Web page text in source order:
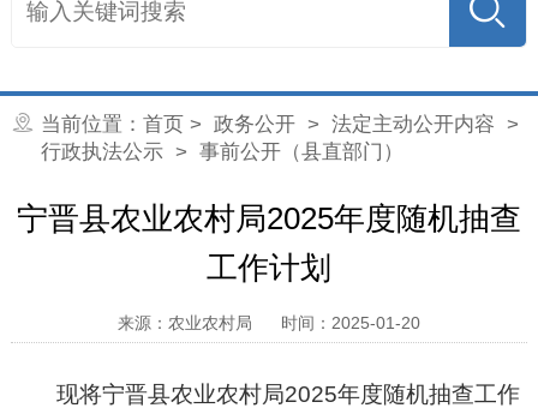
当前位置： 首页 > 政务公开> 法定主动公开内容 >
行政执法公示> 事前公开（县直部门）
宁晋县农业农村局2025年度随机抽查
工作计划
来源：农业农村局 时间：2025-01-20
现将宁晋县农业农村局2025年度随机抽查工作